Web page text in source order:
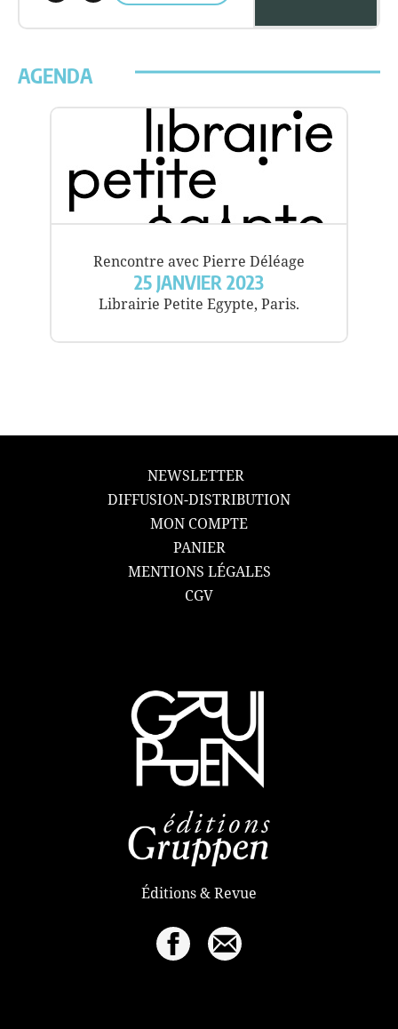
AGENDA
Rencontre avec Pierre Déléage
25 JANVIER 2023
Librairie Petite Egypte, Paris.
NEWSLETTER
DIFFUSION-DISTRIBUTION
MON COMPTE
PANIER
MENTIONS LÉGALES
CGV
Éditions & Revue